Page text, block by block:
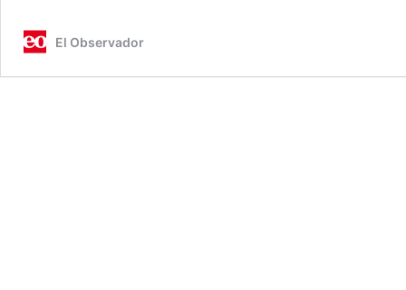
El Observador